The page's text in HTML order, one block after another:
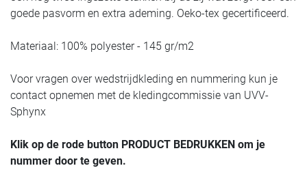
goede pasvorm en extra ademing. Oeko-tex gecertificeerd.
Materiaal: 100% polyester - 145 gr/m2
Voor vragen over wedstrijdkleding en nummering kun je
contact opnemen met de kledingcommissie van UVV-
Sphynx
Klik op de rode button PRODUCT BEDRUKKEN om je
nummer door te geven.